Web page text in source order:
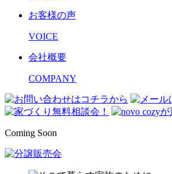
お客様の声
VOICE
会社概要
COMPANY
Coming Soon